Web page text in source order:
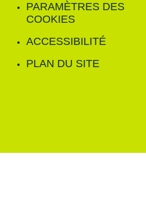
PARAMÈTRES DES
COOKIES
ACCESSIBILITÉ
PLAN DU SITE